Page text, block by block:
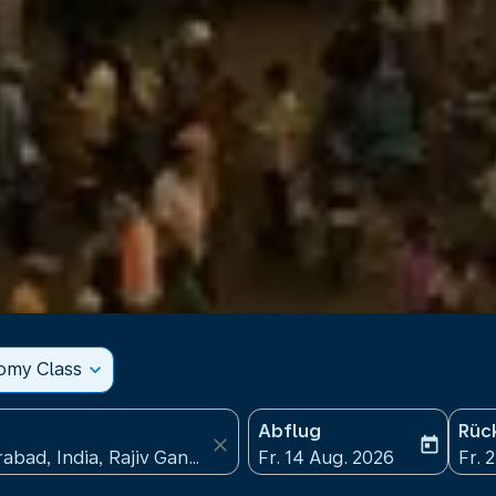
Class expand_more
close
Abflug
fc-booking-departure-
Fr. 14 Aug. 2026
today
fc-
Fr.